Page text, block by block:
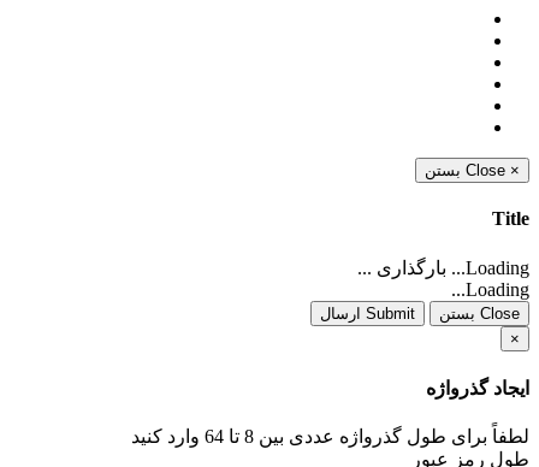
×
Close بستن
Title
Loading... بارگذاری ...
Loading...
Close بستن
Submit ارسال
×
ایجاد گذرواژه
لطفاً برای طول گذرواژه عددی بین 8 تا 64 وارد کنید
طول رمز عبور